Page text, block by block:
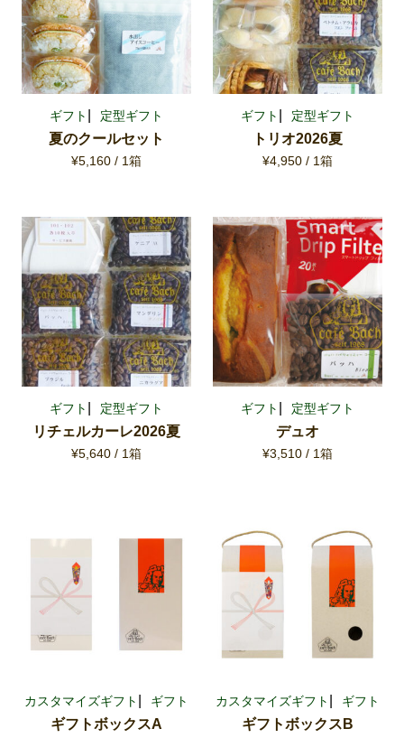
コーヒー豆のえらびかた
カフェ・バッハについて
ギフト 定型ギフト
夏のクールセット
¥5,160 / 1箱
ギフト 定型ギフト
トリオ2026夏
¥4,950 / 1箱
ギフト 定型ギフト
リチェルカーレ2026夏
¥5,640 / 1箱
ギフト 定型ギフト
デュオ
¥3,510 / 1箱
カスタマイズギフト ギフト
ギフトボックスA
カスタマイズギフト ギフト
ギフトボックスB